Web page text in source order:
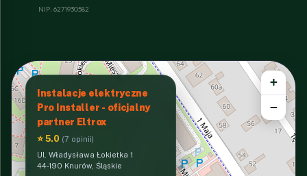
NIP: 6271930582
Instalacje elektryczne
Pro Installer - oficjalny
partner Eltrox
⭐ 5.0 (7 opinii)
Ul. Władysława Łokietka 1
44-190 Knurów, Śląskie
+
−